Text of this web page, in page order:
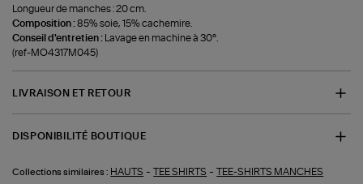
Longueur de manches : 20 cm.
Composition :85% soie, 15% cachemire.
Conseil d'entretien :
Lavage en machine à 30°.
(ref-MO4317M045)
LIVRAISON ET RETOUR
DISPONIBILITÉ BOUTIQUE
Collections similaires : HAUTS -TEE SHIRTS -TEE-SHIRTS MANCHES